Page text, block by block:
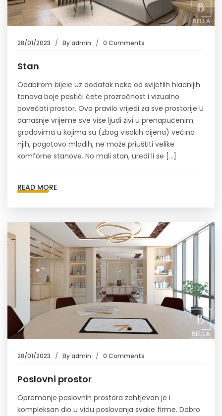
28/01/2023 Byadmin 0 Comments
Stan
Odabirom bijele uz dodatak neke od svijetlih hladnijih
tonova boje postići ćete prozračnost i vizualno
povećati prostor. Ovo pravilo vrijedi za sve prostorije U
današnje vrijeme sve više ljudi živi u prenapučenim
gradovima u kojima su (zbog visokih cijena) većina
njih, pogotovo mladih, ne može priuštiti velike
komforne stanove. No mali stan, uredi li se […]
READ MORE
28/01/2023 Byadmin 0 Comments
Poslovni prostor
Opremanje poslovnih prostora zahtjevan je i
kompleksan dio u vidu poslovanja svake firme. Dobro